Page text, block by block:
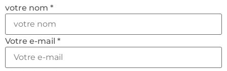
votre nom *
Votre e-mail *